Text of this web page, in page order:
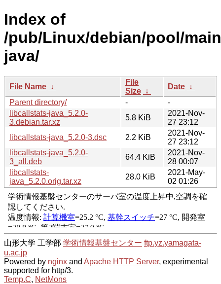
Index of
/pub/Linux/debian/pool/
java/
File Name ↓
File
Size ↓
Date ↓
Parent directory/
-
-
libcallstats-java_5.2.0-
3.debian.tar.xz
5.8 KiB
2021-Nov-
27 23:12
libcallstats-java_5.2.0-3.dsc
2.2 KiB
2021-Nov-
27 23:12
libcallstats-java_5.2.0-
3_all.deb
64.4 KiB
2021-Nov-
28 00:07
libcallstats-
java_5.2.0.orig.tar.xz
28.0 KiB
2021-May-
02 01:26
山形大学 工学部 学術情報基盤センター ftp.yz.yamagata-
u.ac.jp
Powered by nginx and Apache HTTP Server, experimental
supported for http/3.
Temp.C, NetMons